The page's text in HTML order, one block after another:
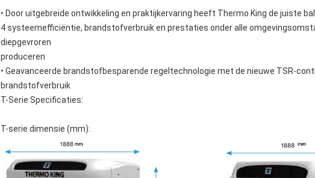
• Door uitgebreide ontwikkeling en praktijkervaring heeft Thermo King de juiste
4 systeemefficiëntie, brandstofverbruik en prestaties onder alle
diepgevroren
produceren
• Geavanceerde brandstofbesparende regeltechnologie met de nieuwe TSR-
brandstofverbruik
T-Serie Specificaties:
T-serie dimensie (mm):